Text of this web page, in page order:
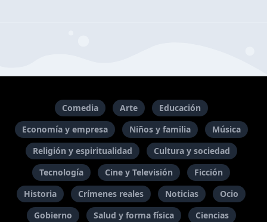
Comedia Arte
Educación
Economía y empresa
Niños y familia
Música
Religión y espiritualidad
Cultura y sociedad
Tecnología
Cine y Televisión
Ficción
Historia
Crímenes reales Noticias
Ocio
Gobierno
Salud y forma física
Ciencias